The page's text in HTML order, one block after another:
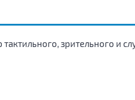
зрительного и